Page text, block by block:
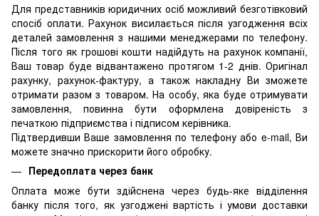
Для представників юридичних осіб можливий безготівковий
спосіб оплати. Рахунок висилається після узгодження всіх
деталей замовлення з нашими менеджерами по телефону.
Після того як грошові кошти надійдуть на рахунок компанії,
Ваш товар буде відвантажено протягом 1-2 днів. Оригінал
рахунку, рахунок-фактуру, а також накладну Ви зможете
отримати разом з товаром. На особу, яка буде отримувати
замовлення, повинна бути оформлена довіреність з
печаткою підприємства і підписом керівника.
Підтвердивши Ваше замовлення по телефону або e-mail, Ви
можете значно прискорити його обробку.
Передоплата через банк
Оплата може бути здійснена через будь-яке відділення
банку після того, як узгоджені вартість і умови доставки